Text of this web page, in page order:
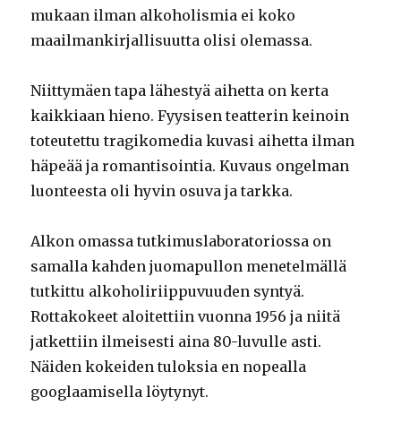
mukaan ilman alkoholismia ei koko
maailmankirjallisuutta olisi olemassa.
Niittymäen tapa lähestyä aihetta on kerta
kaikkiaan hieno. Fyysisen teatterin keinoin
toteutettu tragikomedia kuvasi aihetta ilman
häpeää ja romantisointia. Kuvaus ongelman
luonteesta oli hyvin osuva ja tarkka.
Alkon omassa tutkimuslaboratoriossa on
samalla kahden juomapullon menetelmällä
tutkittu alkoholiriippuvuuden syntyä.
Rottakokeet aloitettiin vuonna 1956 ja niitä
jatkettiin ilmeisesti aina 80-luvulle asti.
Näiden kokeiden tuloksia en nopealla
googlaamisella löytynyt.